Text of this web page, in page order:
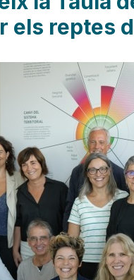
els reptes